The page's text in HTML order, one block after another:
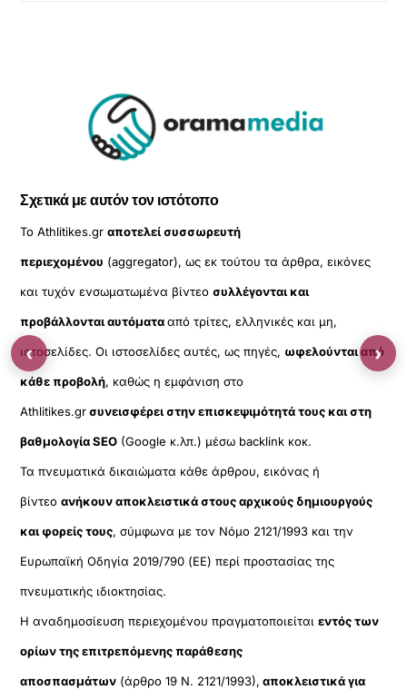
Σχετικά με αυτόν τον ιστότοπο
Το Athlitikes.grαποτελεί συσσωρευτή
περιεχομένου (aggregator), ως εκ τούτου τα άρθρα, εικόνες
και τυχόν ενσωματωμένα βίντεοσυλλέγονται και
προβάλλονται αυτόματααπό τρίτες, ελληνικές και μη,
ιστοσελίδες. Οι ιστοσελίδες αυτές, ως πηγές, ωφελούνται από
κάθε προβολή, καθώς η εμφάνιση στο
Athlitikes.grσυνεισφέρει στην επισκεψιμότητά τους και στη
βαθμολογία SEO (Google κ.λπ.) μέσω backlink κοκ.
Τα πνευματικά δικαιώματα κάθε άρθρου, εικόνας ή
βίντεοανήκουν αποκλειστικά στους αρχικούς δημιουργούς
και φορείς τους, σύμφωνα με τον Νόμο 2121/1993 και την
Ευρωπαϊκή Οδηγία 2019/790 (ΕΕ) περί προστασίας της
πνευματικής ιδιοκτησίας.
Η αναδημοσίευση περιεχομένου πραγματοποιείταιεντός των
ορίων της επιτρεπόμενης παράθεσης
αποσπασμάτων (άρθρο 19 Ν. 2121/1993), αποκλειστικά για
‹ ›